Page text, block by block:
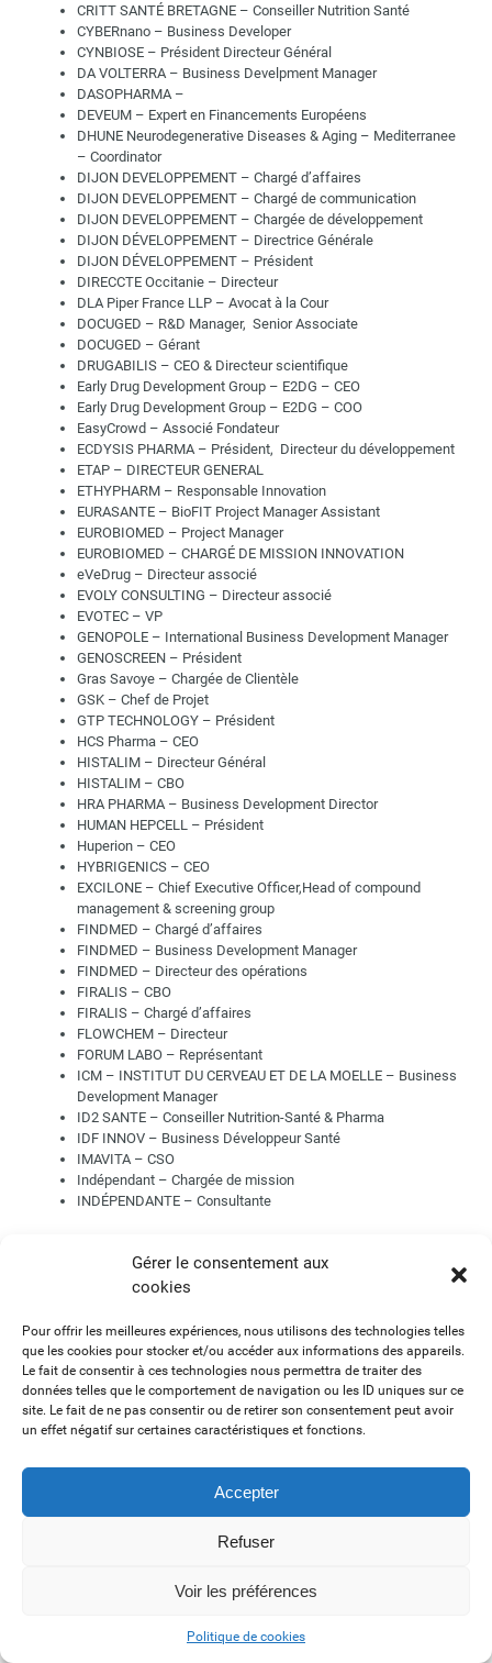
Gérer le consentement aux
cookies
Pour offrir les meilleures expériences, nous utilisons des technologies telles
que les cookies pour stocker et/ou accéder aux informations des appareils.
Le fait de consentir à ces technologies nous permettra de traiter des
données telles que le comportement de navigation ou les ID uniques sur ce
site. Le fait de ne pas consentir ou de retirer son consentement peut avoir
un effet négatif sur certaines caractéristiques et fonctions.
Accepter
Refuser
Voir les préférences
Politique de cookies
CRITT SANTÉ BRETAGNE – Conseiller Nutrition Santé
CYBERnano – Business Developer
CYNBIOSE – Président Directeur Général
DA VOLTERRA – Business Develpment Manager
DASOPHARMA –
DEVEUM – Expert en Financements Européens
DHUNE Neurodegenerative Diseases & Aging – Mediterranee
– Coordinator
DIJON DEVELOPPEMENT – Chargé d’affaires
DIJON DEVELOPPEMENT – Chargé de communication
DIJON DEVELOPPEMENT – Chargée de développement
DIJON DÉVELOPPEMENT – Directrice Générale
DIJON DÉVELOPPEMENT – Président
DIRECCTE Occitanie – Directeur
DLA Piper France LLP – Avocat à la Cour
DOCUGED – R&D Manager, Senior Associate
DOCUGED – Gérant
DRUGABILIS – CEO & Directeur scientifique
Early Drug Development Group – E2DG – CEO
Early Drug Development Group – E2DG – COO
EasyCrowd – Associé Fondateur
ECDYSIS PHARMA – Président, Directeur du développement
ETAP – DIRECTEUR GENERAL
ETHYPHARM – Responsable Innovation
EURASANTE – BioFIT Project Manager Assistant
EUROBIOMED – Project Manager
EUROBIOMED – CHARGÉ DE MISSION INNOVATION
eVeDrug – Directeur associé
EVOLY CONSULTING – Directeur associé
EVOTEC – VP
GENOPOLE – International Business Development Manager
GENOSCREEN – Président
Gras Savoye – Chargée de Clientèle
GSK – Chef de Projet
GTP TECHNOLOGY – Président
HCS Pharma – CEO
HISTALIM – Directeur Général
HISTALIM – CBO
HRA PHARMA – Business Development Director
HUMAN HEPCELL – Président
Huperion – CEO
HYBRIGENICS – CEO
EXCILONE – Chief Executive Officer,Head of compound
management & screening group
FINDMED – Chargé d’affaires
FINDMED – Business Development Manager
FINDMED – Directeur des opérations
FIRALIS – CBO
FIRALIS – Chargé d’affaires
FLOWCHEM – Directeur
FORUM LABO – Représentant
ICM – INSTITUT DU CERVEAU ET DE LA MOELLE – Business
Development Manager
ID2 SANTE – Conseiller Nutrition-Santé & Pharma
IDF INNOV – Business Développeur Santé
IMAVITA – CSO
Indépendant – Chargée de mission
INDÉPENDANTE – Consultante
INDUSTRIE PHARMA MAGAZINE – Journaliste
INFERENTIAL – Présidente
Général
INNOVENN – Senior Business Development Manager
INOVOTION – CEO
INPI – Déléguée Régionale PACA
INSERM TRANSFERT – Directeur des Affaires Scientifiques
INSERM TRANSFERT INITIATIVE – Directeur
INVENTIVA PHARMA – CEO
IODA Consulting – Expert-Comptable, Fondatrice et
IPSEN – Preclinical Outsourcing Manager
IRIS PHARMA – Président